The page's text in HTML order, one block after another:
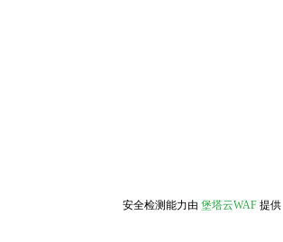
安全检测能力由 堡塔云WAF 提供